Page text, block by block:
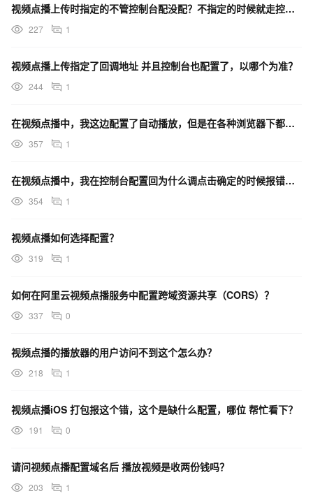
视频点播上传时指定的不管控制台配没配？不指定的时候就走控制台配置的？
227 1
视频点播上传指定了回调地址 并且控制台也配置了，以哪个为准？
244 1
在视频点播中，我这边配置了自动播放，但是在各种浏览器下都没有自动播放，这是为什么？
357 1
在视频点播中，我在控制台配置回为什么调点击确定的时候报错了？
354 1
视频点播如何选择配置？
319 1
如何在阿里云视频点播服务中配置跨域资源共享（CORS）？
337 0
视频点播的播放器的用户访问不到这个怎么办？
218 1
视频点播iOS 打包报这个错，这个是缺什么配置，哪位 帮忙看下？
191 0
请问视频点播配置域名后 播放视频是收两份钱吗？
203 1